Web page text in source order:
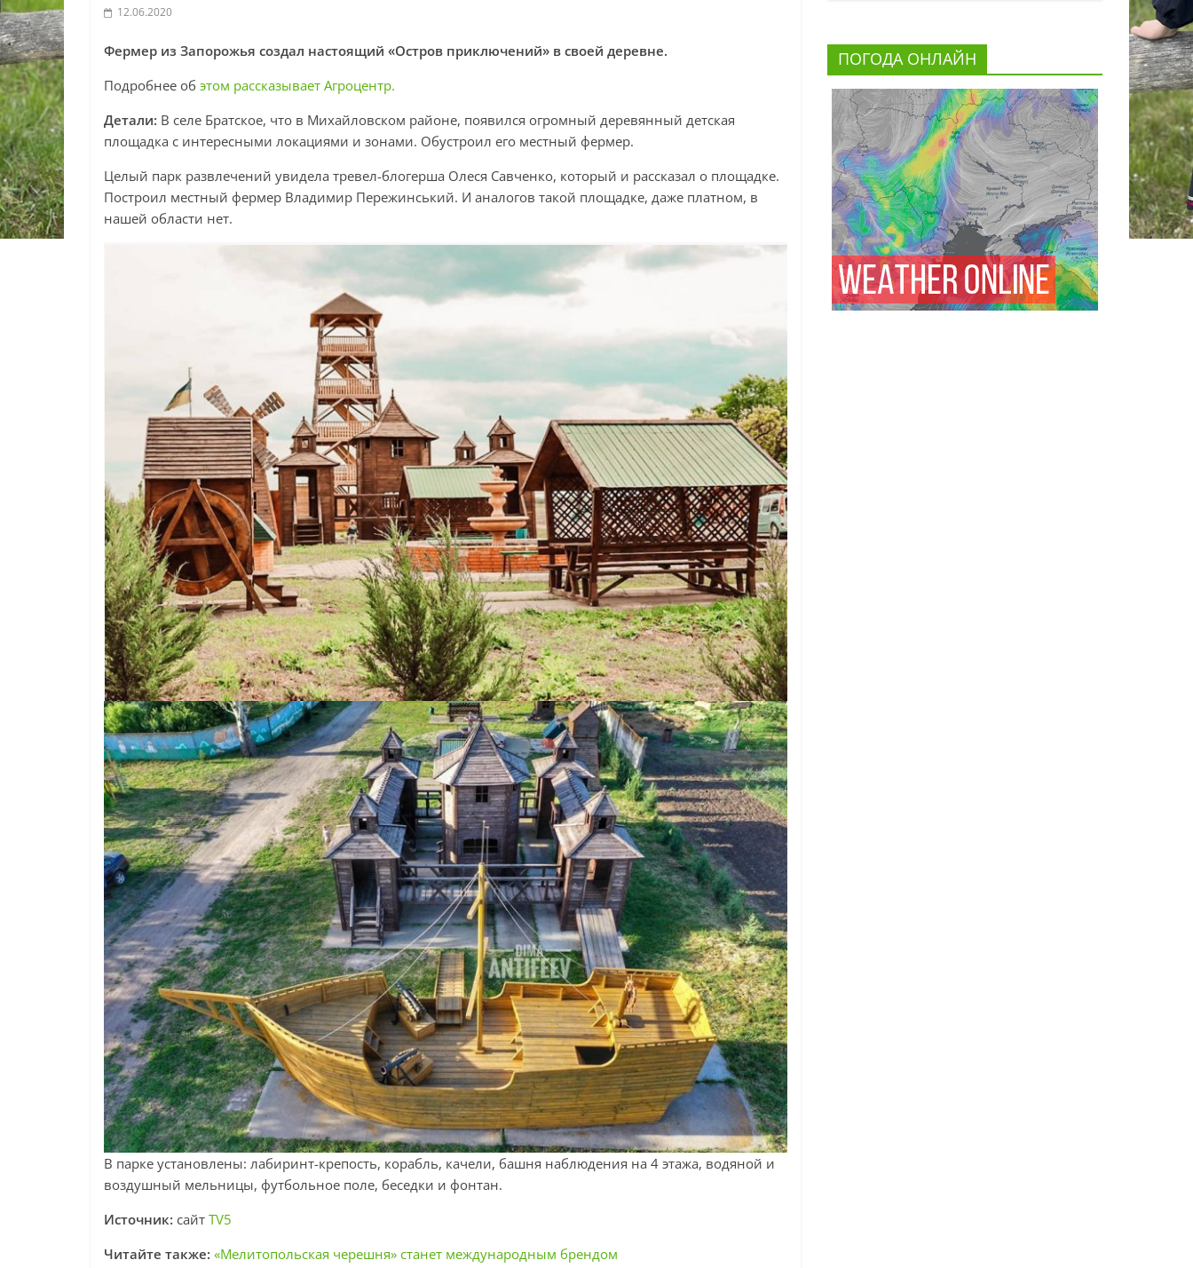
12.06.2020
Фермер из Запорожья создал настоящий «Остров приключений» в своей деревне.
Подробнее об этом рассказывает Агроцентр.
Детали: В селе Братское, что в Михайловском районе, появился огромный деревянный детская
площадка с интересными локациями и зонами. Обустроил его местный фермер.
Целый парк развлечений увидела тревел-блогерша Олеся Савченко, который и рассказал о площадке.
Построил местный фермер Владимир Пережинський. И аналогов такой площадке, даже платном, в
нашей области нет.
В парке установлены: лабиринт-крепость, корабль, качели, башня наблюдения на 4 этажа, водяной и
воздушный мельницы, футбольное поле, беседки и фонтан.
Источник: сайт TV5
Читайте также: «Мелитопольская черешня» станет международным брендом
ПОГОДА ОНЛАЙН